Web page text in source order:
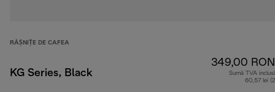
RÂȘNIȚE DE CAFEA
KG Series, Black
349,00 RON
Sumă TVA
60,57 lei